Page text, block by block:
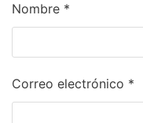
Nombre *
Correo electrónico *